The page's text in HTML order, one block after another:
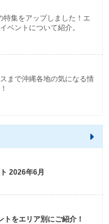
特集をアップしました！エ
ベントについて紹介。
まで沖縄各地の気になる情
2026年6月
をエリア別にご紹介！